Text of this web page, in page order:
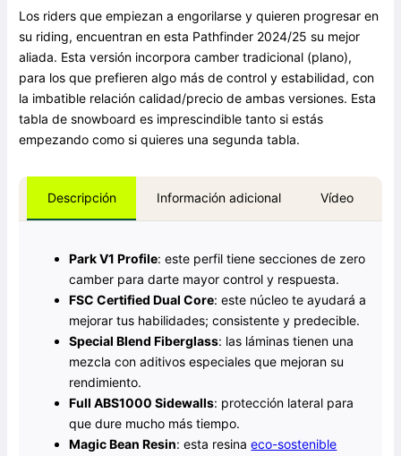
Los riders que empiezan a engorilarse y quieren progresar en
su riding, encuentran en esta Pathfinder 2024/25 su mejor
aliada. Esta versión incorpora camber tradicional (plano),
para los que prefieren algo más de control y estabilidad, con
la imbatible relación calidad/precio de ambas versiones. Esta
tabla de snowboard es imprescindible tanto si estás
empezando como si quieres una segunda tabla.
Descripción Información adicional Vídeo
Park V1 Profile: este perfil tiene secciones de zero
camber para darte mayor control y respuesta.
FSC Certified Dual Core: este núcleo te ayudará a
mejorar tus habilidades; consistente y predecible.
Special Blend Fiberglass: las láminas tienen una
mezcla con aditivos especiales que mejoran su
rendimiento.
Full ABS1000 Sidewalls: protección lateral para
que dure mucho más tiempo.
Magic Bean Resin: esta resinaeco-sostenible